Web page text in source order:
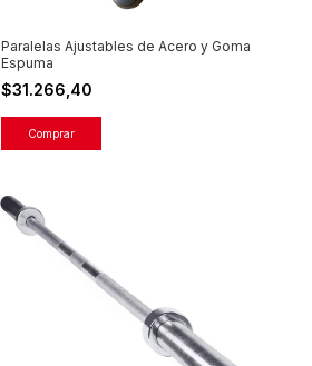
Paralelas Ajustables de Acero y Goma
Espuma
$31.266,40